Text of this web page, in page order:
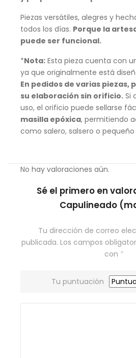
Piezas versátiles, alegres y
todos los días. Porque la
puede ser funcional.
*Nota: Esta pieza cuenta con
ya que originalmente está
En pedidos de varias piezas,
su elaboración sin orificio. Si
uso, el orificio puede sellarse
masilla epóxica, permitiendo
como salero, salsero o
No hay valoraciones aún.
Sé el primero en
Capulineado
Tu dirección de correo
publicada. Los campos
con *
Tu puntuación